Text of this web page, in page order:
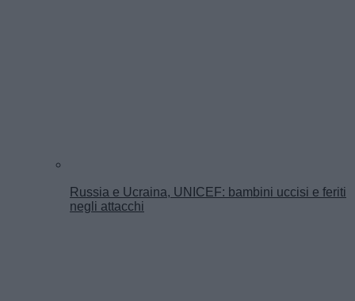
Russia e Ucraina, UNICEF: bambini uccisi e feriti
negli attacchi